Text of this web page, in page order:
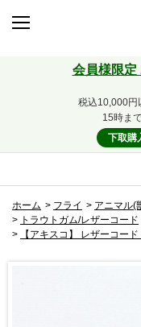
会員様限定
税込10,000円
15時ま
下取購
ホーム > フライ > アニマル(
> トラウトガム/レザーコード
>
【アキスコ】 レザーコー